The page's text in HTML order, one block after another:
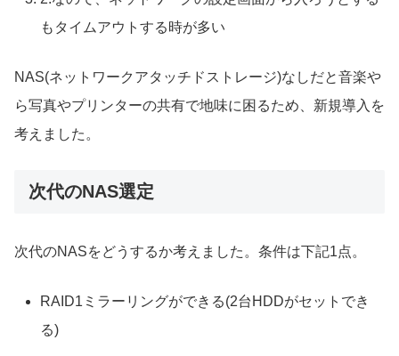
もタイムアウトする時が多い
NAS(ネットワークアタッチドストレージ)なしだと音楽や
ら写真やプリンターの共有で地味に困るため、新規導入を
考えました。
次代のNAS選定
次代のNASをどうするか考えました。条件は下記1点。
RAID1ミラーリングができる(2台HDDがセットでき
る)